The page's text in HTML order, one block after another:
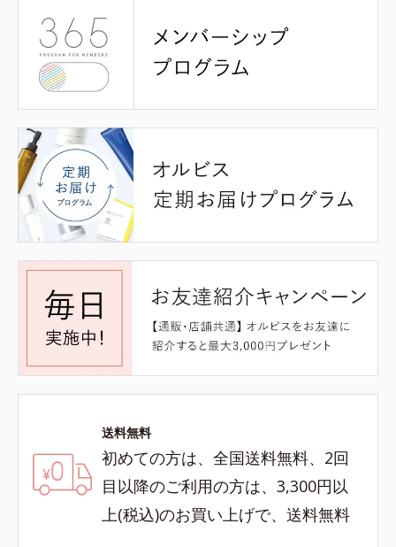
送料無料
初めての方は、全国送料無料、2回
目以降のご利用の方は、3,300円以
上(税込)のお買い上げで、送料無料